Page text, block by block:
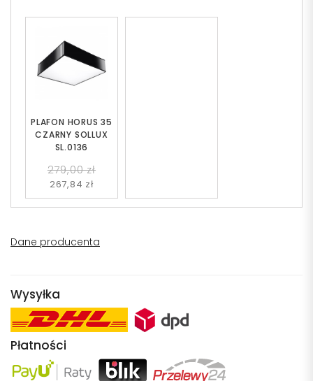
PLAFON HORUS 35
CZARNY SOLLUX
SL.0136
279,00 zł
267,84 zł
Dane producenta
Wysyłka
Płatności